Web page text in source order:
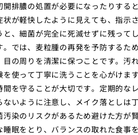
排膿の処置が必要になったりする
が軽快したように見えても、指示
、細菌が完全に死滅せずに残って
では、麦粒腫の再発を予防するた
の周りを清潔に保つことです。汚
使って丁寧に洗うことを心がけま
を守ることが大切です。定期的な
いように注意し、メイク落としは
染のリスクがあるため避けた方が
眠をとり、バランスの取れた食事